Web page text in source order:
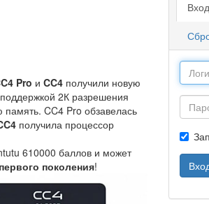
Pro и CC4 получили новую
2К разрешения
CC4 Pro обзавелась
получила процессор
610000 баллов и может
поколения!
Вход